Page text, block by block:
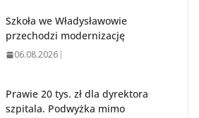
Szkoła we Władysławowie
przechodzi modernizację
06.08.2026
Prawie 20 tys. zł dla dyrektora
szpitala. Podwyżka mimo